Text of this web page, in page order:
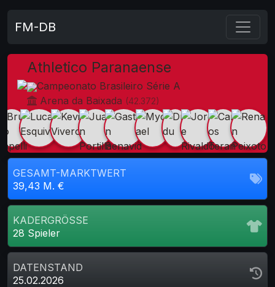
FM-DB
Athletico Paranaense
Campeonato Brasileiro Série A
Arena da Baixada (42.372)
GESAMT-MARKTWERT
39,43 M. €
KADERGRÖSSE
28 Spieler
DATENSTAND
25.02.2026